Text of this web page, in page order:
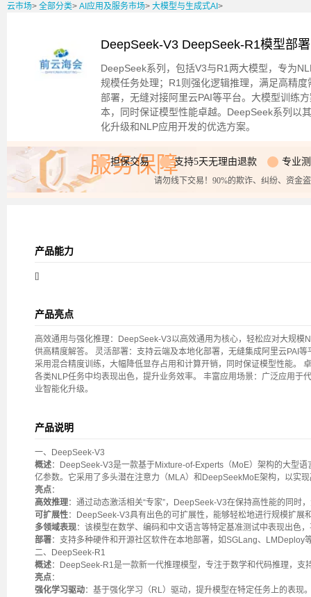
云市场> 全部分类> AI应用及服务市场> 大模型与生成式AI >
DeepSeek-V3 DeepSeek-R1模型部
DeepSeek系列，包括V3与R1两大模型，专为
规模任务处理；R1则强化逻辑推理，满足高精
部署，无缝对接阿里云PAI等平台。大模型训练
本，同时保证模型性能卓越。DeepSeek系列以
化升级和NLP应用开发的优选方案。
服务保障
担保交易 支持5天无理由退款 专业
请勿线下交易！90%的欺诈、纠纷、资金
产品能力
[]
产品亮点
高效通用与强化推理：DeepSeek-V3以高效通用为核心，轻松应对大规
供高精度解答。 灵活部署：支持云端及本地化部署，无缝集成阿里云PAI
采用混合精度训练，大幅降低显存占用和计算开销，同时保证模型性能。
各类NLP任务中均表现出色，提升业务效率。 丰富应用场景：广泛应用于
业智能化升级。
产品说明
一、DeepSeek-V3
概述：DeepSeek-V3是一款基于Mixture-of-Experts（MoE）架构的大型
亿参数。它采用了多头潜在注意力（MLA）和DeepSeekMoE架构，以实
亮点：
高效推理：通过动态激活相关“专家”，DeepSeek-V3在保持高性能的同时
可扩展性：DeepSeek-V3具有出色的可扩展性，能够轻松地进行规模扩展
多领域表现：该模型在数学、编码和中文语言等特定基准测试中表现出色
部署：支持多种硬件和开源社区软件在本地部署，如SGLang、LMDeploy
二、DeepSeek-R1
概述：DeepSeek-R1是一款新一代推理模型，专注于数学和代码推理，支
亮点：
强化学习驱动：基于强化学习（RL）驱动，提升模型在特定任务上的表现